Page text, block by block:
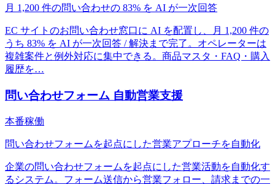
月 1,200 件の問い合わせの 83% を AI が一次回答
EC サイトのお問い合わせ窓口に AI を配置し、月 1,200 件の
うち 83% を AI が一次回答 / 解決まで完了。オペレーターは
複雑案件と例外対応に集中できる。商品マスタ・FAQ・購入
履歴を…
問い合わせフォーム 自動営業支援
本番稼働
問い合わせフォームを起点にした営業アプローチを自動化
企業の問い合わせフォームを起点にした営業活動を自動化す
るシステム。フォーム送信から営業フォロー、請求までの一